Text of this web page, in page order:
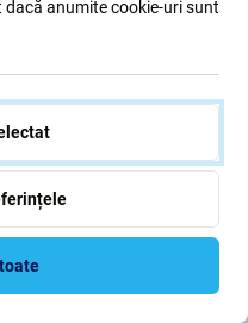
ce cauți.
și fiabilă.
excelent raport
cabluri de diferite
mai mult).
interesante, care se
16 și 17.
anumite cookie-uri sunt